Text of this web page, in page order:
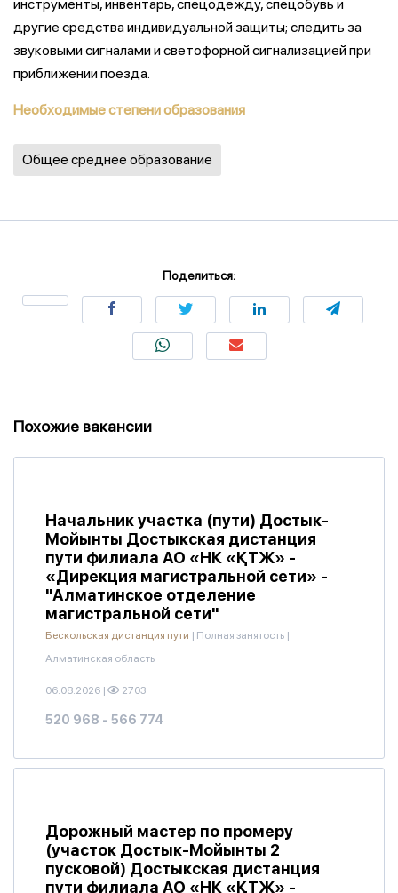
инструменты, инвентарь, спецодежду, спецобувь и
другие средства индивидуальной защиты; следить за
звуковыми сигналами и светофорной сигнализацией при
приближении поезда.
Необходимые степени образования
Общее среднее образование
Поделиться:
Похожие вакансии
Начальник участка (пути) Достык-
Мойынты Достыкская дистанция
пути филиала АО «НК «ҚТЖ» -
«Дирекция магистральной сети» -
"Алматинское отделение
магистральной сети"
Бескольская дистанция пути | Полная занятость |
Алматинская область
06.08.2026 | 2703
520 968 - 566 774
Дорожный мастер по промеру
(участок Достык-Мойынты 2
пусковой) Достыкская дистанция
пути филиала АО «НК «ҚТЖ» -